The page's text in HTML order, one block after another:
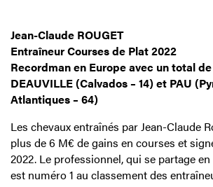
Jean-Claude ROUGET
Entraîneur Courses de Plat 2022
Recordman en Europe avec un total
DEAUVILLE (Calvados – 14) et PAU
Atlantiques – 64)
Les chevaux entraînés par Jean-Claude
plus de 6 M€ de gains en courses et
2022. Le professionnel, qui se partage
est numéro 1 au classement des